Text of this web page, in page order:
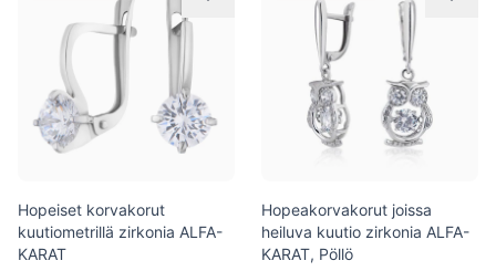
Hopeiset korvakorut
kuutiometrillä zirkonia ALFA-
KARAT
Hopeakorvakorut joissa
heiluva kuutio zirkonia ALFA-
KARAT, Pöllö